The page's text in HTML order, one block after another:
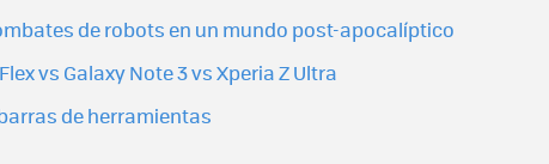
de robots en un mundo post-apocalíptico
vs Galaxy Note 3 vs Xperia Z Ultra
de herramientas